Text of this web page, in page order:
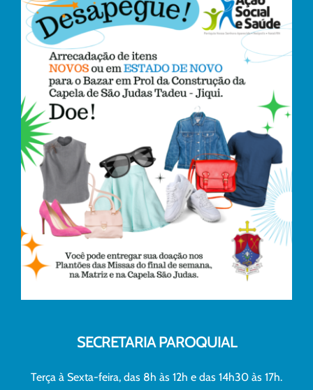
SECRETARIA PAROQUIAL
Terça à Sexta-feira, das 8h às 12h e das 14h30 às 17h.